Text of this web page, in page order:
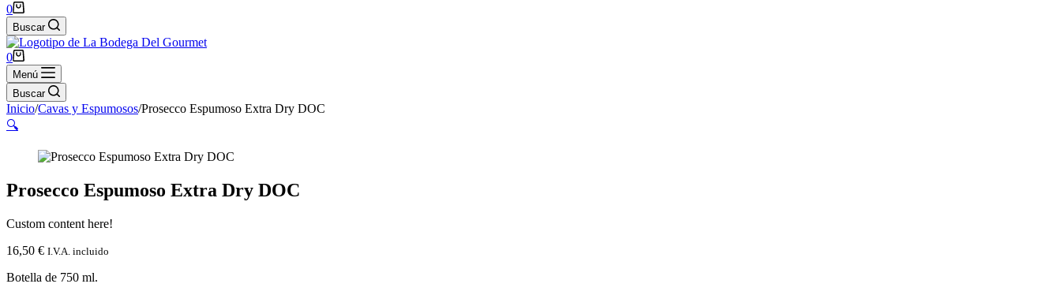
Carro
de
compra
0
Buscar
Carro
de
compra
0
Menú
Buscar
Inicio/Cavas y Espumosos/Prosecco Espumoso Extra Dry DOC
🔍
Prosecco Espumoso Extra Dry DOC
Custom content here!
16,50 € I.V.A. incluido
Botella de 750 ml.